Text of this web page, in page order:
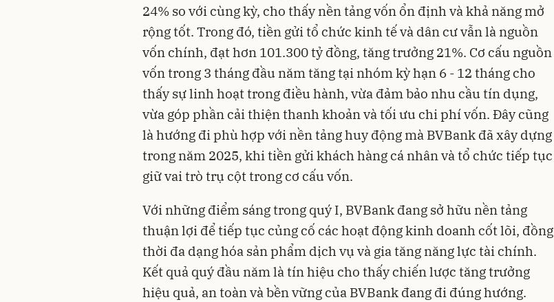
24% so với cùng kỳ, cho thấy nền tảng vốn ổn định và khả năng mở
rộng tốt. Trong đó, tiền gửi tổ chức kinh tế và dân cư vẫn là nguồn
vốn chính, đạt hơn 101.300 tỷ đồng, tăng trưởng 21%. Cơ cấu nguồn
vốn trong 3 tháng đầu năm tăng tại nhóm kỳ hạn 6 - 12 tháng cho
thấy sự linh hoạt trong điều hành, vừa đảm bảo nhu cầu tín dụng,
vừa góp phần cải thiện thanh khoản và tối ưu chi phí vốn. Đây cũng
là hướng đi phù hợp với nền tảng huy động mà BVBank đã xây dựng
trong năm 2025, khi tiền gửi khách hàng cá nhân và tổ chức tiếp tục
giữ vai trò trụ cột trong cơ cấu vốn.
Với những điểm sáng trong quý I, BVBank đang sở hữu nền tảng
thuận lợi để tiếp tục củng cố các hoạt động kinh doanh cốt lõi, đồng
thời đa dạng hóa sản phẩm dịch vụ và gia tăng năng lực tài chính.
Kết quả quý đầu năm là tín hiệu cho thấy chiến lược tăng trưởng
hiệu quả, an toàn và bền vững của BVBank đang đi đúng hướng.